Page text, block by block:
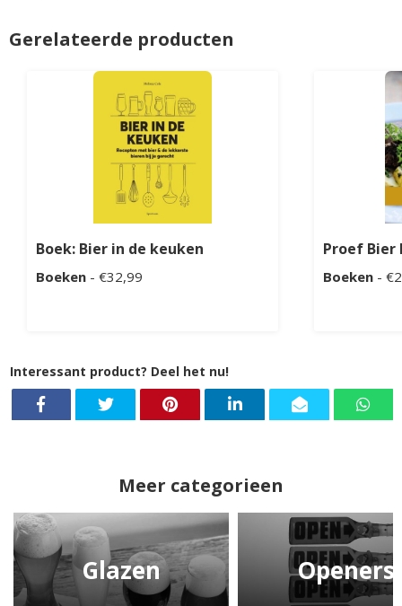
Gerelateerde producten
Boek: Bier in de keuken
Boeken - €32,99
Proef Bier
Boeken -
Interessant product? Deel het nu!
Meer categorieen
Glazen Openers